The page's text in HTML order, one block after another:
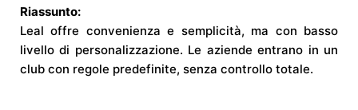
Riassunto:
Leal offre convenienza e semplicità, ma con basso
livello di personalizzazione. Le aziende entrano in un
club con regole predefinite, senza controllo totale.